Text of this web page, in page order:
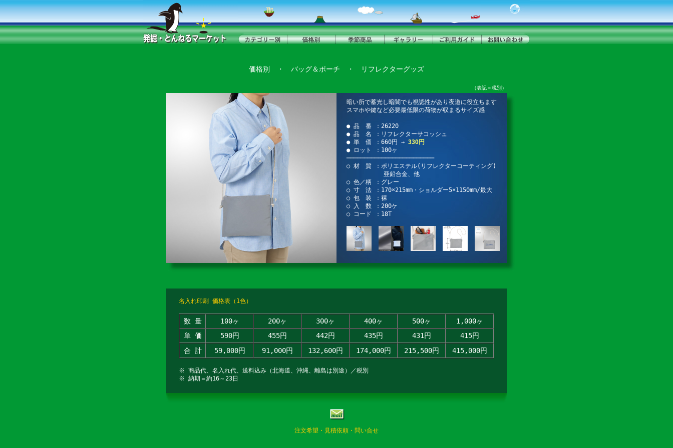
価格別 ・ バッグ＆ポーチ ・ リフレクターグッズ
（表記＝税別）
暗い所で蓄光し暗闇でも視認性があり夜道に役立ちます
スマホや鍵など必要最低限の荷物が収まるサイズ感
● 品 番 ：26220
● 品 名 ：リフレクターサコッシュ
● 単 価 ：660円 → 330円
● ロット ：100ヶ
─────────────────────────
○ 材 質 ：ポリエステル(リフレクターコーティング)
亜鉛合金、他
○ 色／柄 ：グレー
○ 寸 法 ：170×215mm・ショルダー5×1150mm/最大
○ 包 装 ：裸
○ 入 数 ：200ケ
○ コード ：18T
名入れ印刷 価格表（1色）
数 量 100ヶ 200ヶ 300ヶ 400ヶ 500ヶ
1,000ヶ
単 価
590円 455円 442円 435円 431円
415円
合 計
59,000円 91,000円 132,600円 174,000円 215,500円 415,000円
※ 商品代、名入れ代、送料込み（北海道、沖縄、離島は別途）／税別
※ 納期＝約16～23日
注文希望・見積依頼・問い合せ